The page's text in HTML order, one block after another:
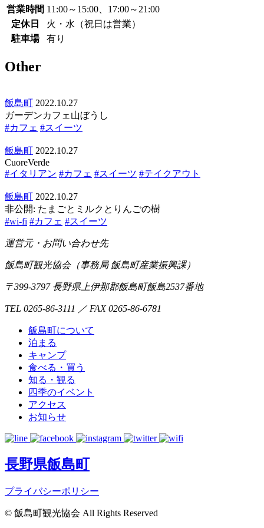
営業時間 11:00～15:00、17:00～21:00
定休日
火・水（祝日は営業）
駐車場
有り
Other
飯島町 2022.10.27
ガーデンカフェ山ぼうし
#カフェ #スイーツ
飯島町 2022.10.27
CuoreVerde
#イタリアン #カフェ #スイーツ #テイクアウト
飯島町 2022.10.27
非公開: たまごとミルクとりんごの樹
#wi-fi #カフェ #スイーツ
運営元・お問い合わせ先
飯島町観光協会（事務局 飯島町産業振興課）
〒399-3797 長野県上伊那郡飯島町飯島2537番地
TEL 0265-86-3111 ／ FAX 0265-86-6781
飯島町について
泊まる
キャンプ
食べる・買う
知る・観る
四季のイベント
アクセス
お知らせ
長野県飯島町
プライバシーポリシー
© 飯島町観光協会 All Rights Reserved